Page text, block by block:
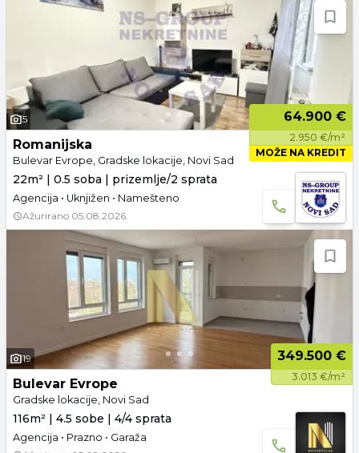
5 64.900 €
2.950 €/m²
MOŽE NA KREDIT
Romanijska
Bulevar Evrope, Gradske lokacije, Novi Sad
22m² | 0.5 soba | prizemlje/2 sprata
Agencija • Uknjižen • Namešteno
Ažurirano 05.08.2026.
19 349.500 €
3.013 €/m²
Bulevar Evrope
Gradske lokacije, Novi Sad
116m² | 4.5 sobe | 4/4 sprata
Agencija • Prazno • Garaža